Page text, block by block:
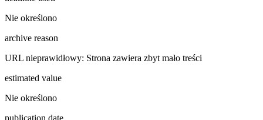
Nie określono
archive reason
URL nieprawidłowy: Strona zawiera zbyt mało treści
estimated value
Nie określono
publication date